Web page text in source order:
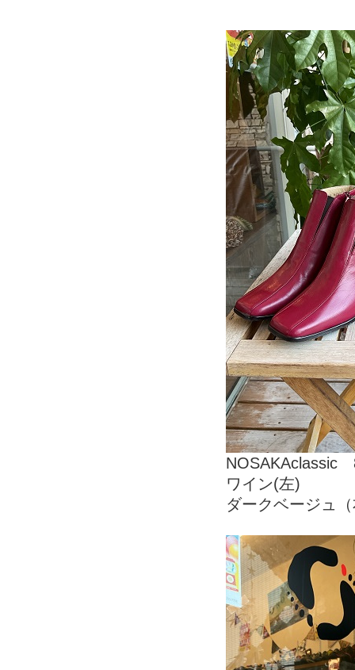
NOSAKAclassic
ワイン(左)
ダークベージュ